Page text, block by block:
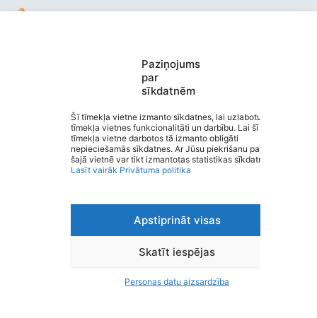
Paziņojums
par
sīkdatnēm
Šī tīmekļa vietne izmanto sīkdatnes, lai uzlabotu
tīmekļa vietnes funkcionalitāti un darbību. Lai šī
tīmekļa vietne darbotos tā izmanto obligāti
nepieciešamās sīkdatnes. Ar Jūsu piekrišanu papildus
šajā vietnē var tikt izmantotas statistikas sīkdatnes.
Lasīt vairāk Privātuma politika
Apstiprināt visas
Skatīt iespējas
Personas datu aizsardzība
Valmieras pirmsskolas izglītības
iestāde “Buratino”
Privātuma politika
Personas datu aizsardzība